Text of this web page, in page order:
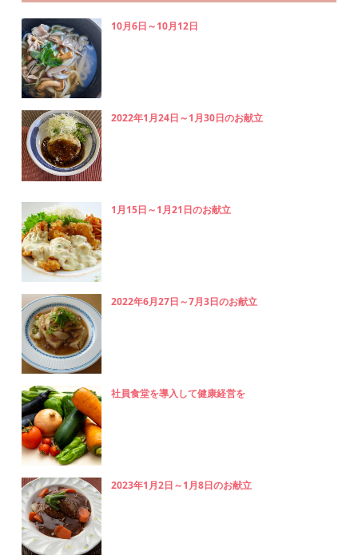
10月6日～10月12日
2022年1月24日～1月30日のお献立
1月15日～1月21日のお献立
2022年6月27日～7月3日のお献立
社員食堂を導入して健康経営を
2023年1月2日～1月8日のお献立